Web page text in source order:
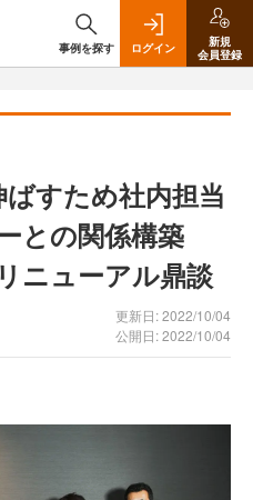
事例を探す ログイン
新規
会員登録
すため社内担当
との関係構築
ニューアル鼎談
更新日: 2022/10/04
公開日: 2022/10/04